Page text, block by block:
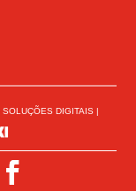
DIGITAIS |